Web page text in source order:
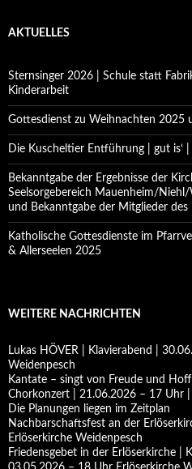
AKTUELLES
Sternsinger 2026 | Schule statt
Kinderarbeit
Gottesdienst zu Weihnachten 2025
Die Kuscheltier Entführung | gut is‘
Bekanntgabe der Ergebnisse der
Seelsorgebereich Mauenheim/
und Bekanntgabe der Mitglieder des
Katholische Gottesdienste im
& Allerseelen 2025
WEITERE NACHRICHTEN
Lukas HÖVER | Klavierabend |
Weidenpesch
Kantate – singt von Freude und
Chorkonzert | 21.06.2026 – 17 Uhr
Die Planungen liegen im Zeitplan
Nachbarschaftsfest an der
Erlöserkirche Weidenpesch
Friedensgebet in der Erlöserkirche |